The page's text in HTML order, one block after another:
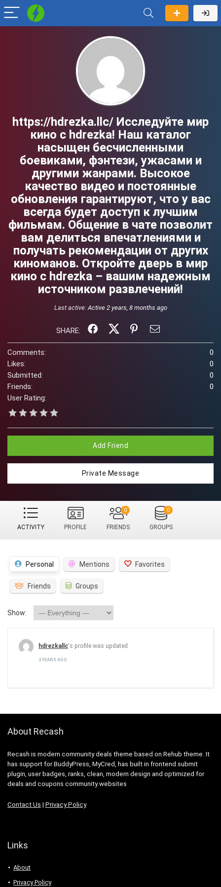
https://hdrezka.llc/ Исследуйте мир
кино с hdrezka! Наш каталог
насыщен бесчисленными
боевиками, фэнтези, ужасами и
другими жанрами. Высокое
качество видео и постоянные
обновления гарантируют, что у вас
всегда будет доступ к лучшим
фильмам. Общение в чате позволит
вам делиться впечатлениями и
получать рекомендации от других
киноманов. Откройте дверь в мир
кино с hdrezka – вашим надежным
источником развлечений!
Last active:Active 2 years, 8 months ago
SHARE:
Comments:
0
Likes:
0
Submitted:
0
Friends:
0
User Rating:
Add Friend
Private Message
ACTIVITY PROFILE FRIENDS
0
GROUPS
0
Personal Mentions Favorites
Friends Groups
Show:
hdrezkallc's profile was updated
3 YEARS AGO
About Recash
Recash is modern community deals theme based on Rehub theme. It
has support for BuddyPress, MyCred, has built in frontend submit
plugin, user badges, ranks, clean, modern design and optimized for
deals and coupons community websites
Contact Us | Privacy Policy
Links
About
Privacy Policy